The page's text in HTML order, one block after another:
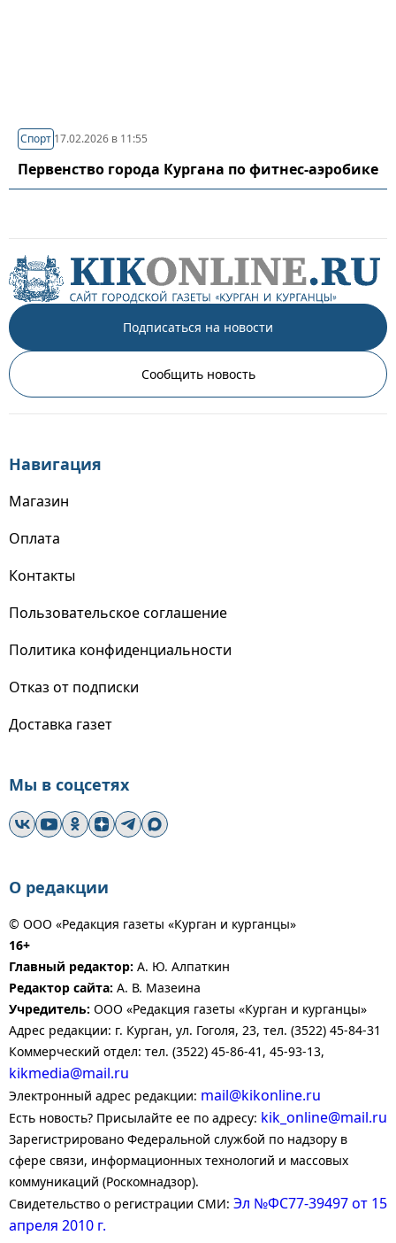
Спорт 17.02.2026 в 11:55
Первенство города Кургана по фитнес-аэробике
Подписаться на новости
Сообщить новость
Навигация
Магазин
Оплата
Контакты
Пользовательское соглашение
Политика конфиденциальности
Отказ от подписки
Доставка газет
Мы в соцсетях
О редакции
© ООО «Редакция газеты «Курган и курганцы»
16+
Главный редактор: А. Ю. Алпаткин
Редактор сайта: А. В. Мазеина
Учредитель: ООО «Редакция газеты «Курган и курганцы»
Адрес редакции: г. Курган, ул. Гоголя, 23, тел. (3522) 45-84-31
Коммерческий отдел: тел. (3522) 45-86-41, 45-93-13,
kikmedia@mail.ru
Электронный адрес редакции: mail@kikonline.ru
Есть новость? Присылайте ее по адресу: kik_online@mail.ru
Зарегистрировано Федеральной службой по надзору в
сфере связи, информационных технологий и массовых
коммуникаций (Роскомнадзор).
Свидетельство о регистрации СМИ: Эл №ФС77-39497 от 15
апреля 2010 г.